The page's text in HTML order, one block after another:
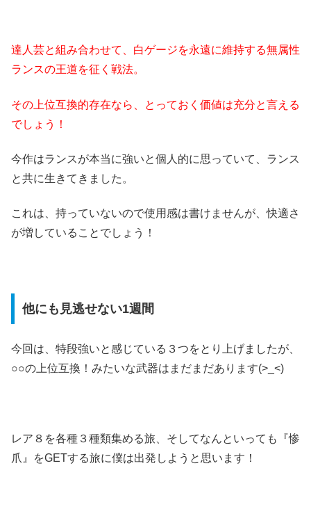
達人芸と組み合わせて、白ゲージを永遠に維持する無属性
ランスの王道を征く戦法。
その上位互換的存在なら、とっておく価値は充分と言える
でしょう！
今作はランスが本当に強いと個人的に思っていて、ランス
と共に生きてきました。
これは、持っていないので使用感は書けませんが、快適さ
が増していることでしょう！
他にも見逃せない1週間
今回は、特段強いと感じている３つをとり上げましたが、
○○の上位互換！みたいな武器はまだまだあります(>_<)
レア８を各種３種類集める旅、そしてなんといっても『惨
爪』をGETする旅に僕は出発しようと思います！